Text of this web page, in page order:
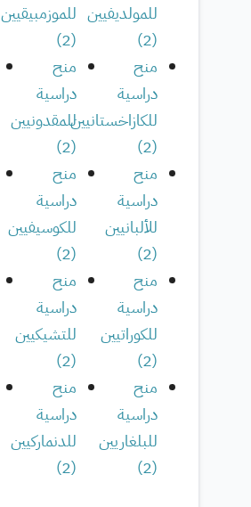
للمولديفيين
(
2
)
للموزمبيقيين
(
2
)
منح
دراسية
للكازاخستانيين
(
2
)
منح
دراسية
للمقدونيين
(
2
)
منح
دراسية
للألبانيين
(
2
)
منح
دراسية
للكوسيفيين
(
2
)
منح
دراسية
للكوراتيين
(
2
)
منح
دراسية
للتشيكيين
(
2
)
منح
دراسية
للبلغاريين
(
2
)
منح
دراسية
للدنماركيين
(
2
)